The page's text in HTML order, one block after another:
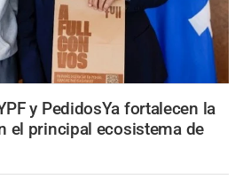
y PedidosYa fortalecen la
el principal ecosistema de